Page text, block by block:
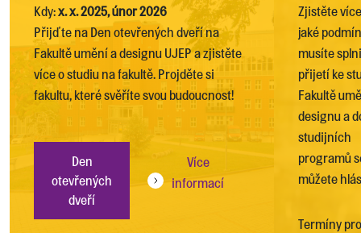
Kdy:x. x. 2025, únor 2026
Přijďte na Den otevřených dveří na
Fakultě umění a designu UJEP a zjistěte
více o studiu na fakultě. Projděte si
fakultu, které svěříte svou budoucnost!
Den
otevřených
dveří
Více
informací
Zjistěte
jaké
musíte
přijetí ke
Fakultě
designu a
studijních
programů
můžete
Termíny